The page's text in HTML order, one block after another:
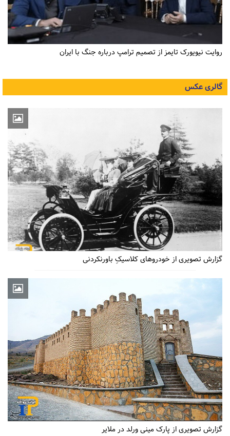
روایت نیویورک تایمز از تصمیم ترامپ درباره جنگ با ایران
گالری عکس
گزارش تصویری از خودروهای کلاسیکِ باورنکردنی
گزارش تصویری از پارک مینی ورلد در ملایر